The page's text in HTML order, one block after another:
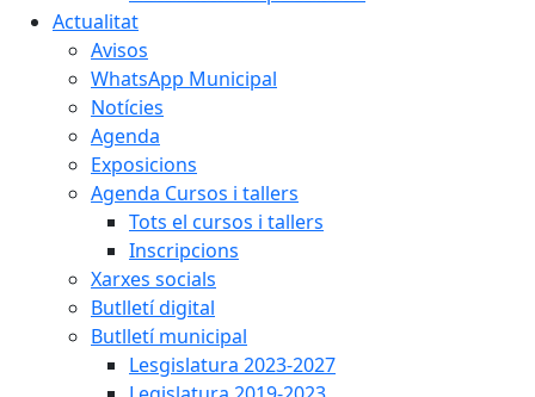
Actualitat
Avisos
WhatsApp Municipal
Notícies
Agenda
Exposicions
Agenda Cursos i tallers
Tots el cursos i tallers
Inscripcions
Xarxes socials
Butlletí digital
Butlletí municipal
Lesgislatura 2023-2027